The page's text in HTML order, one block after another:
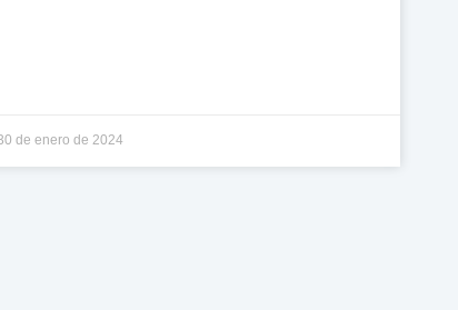
de enero de 2024